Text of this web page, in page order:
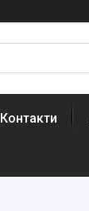
Контакти